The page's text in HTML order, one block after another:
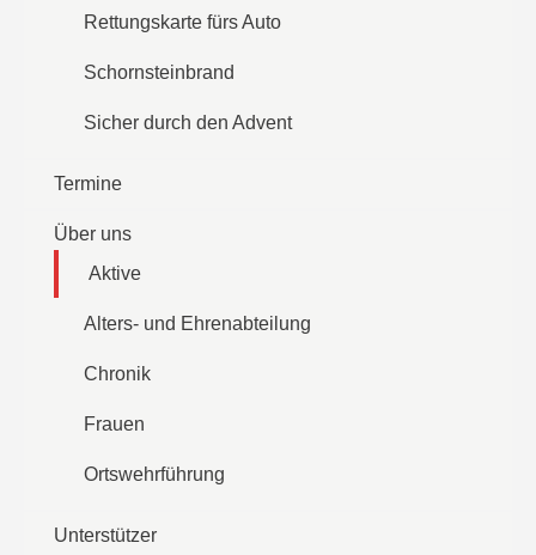
Rettungskarte fürs Auto
Schornsteinbrand
Sicher durch den Advent
Termine
Über uns
Aktive
Alters- und Ehrenabteilung
Chronik
Frauen
Ortswehrführung
Unterstützer